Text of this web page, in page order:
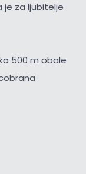
je za ljubitelje
500 m obale